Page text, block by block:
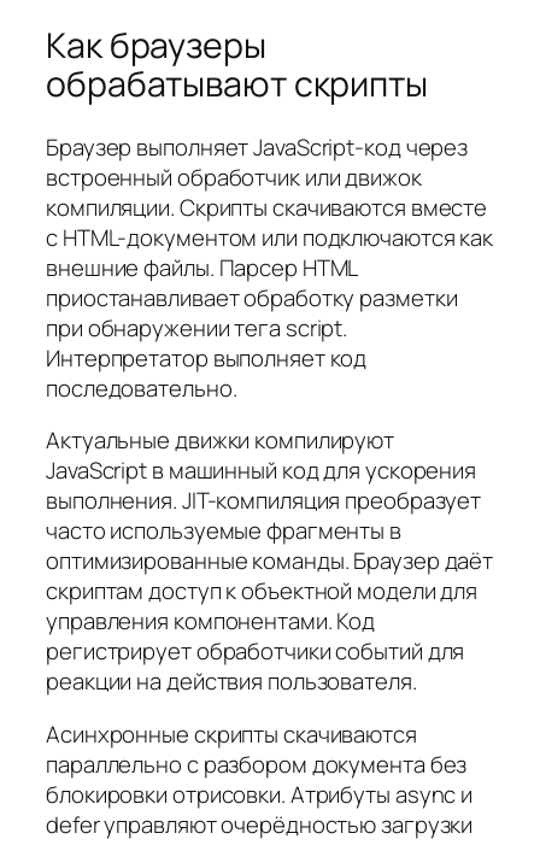
Как браузеры
обрабатывают скрипты
Браузер выполняет JavaScript-код через
встроенный обработчик или движок
компиляции. Скрипты скачиваются вместе
с HTML-документом или подключаются как
внешние файлы. Парсер HTML
приостанавливает обработку разметки
при обнаружении тега script.
Интерпретатор выполняет код
последовательно.
Актуальные движки компилируют
JavaScript в машинный код для ускорения
выполнения. JIT-компиляция преобразует
часто используемые фрагменты в
оптимизированные команды. Браузер даёт
скриптам доступ к объектной модели для
управления компонентами. Код
регистрирует обработчики событий для
реакции на действия пользователя.
Асинхронные скрипты скачиваются
параллельно с разбором документа без
блокировки отрисовки. Атрибуты async и
defer управляют очерёдностью загрузки